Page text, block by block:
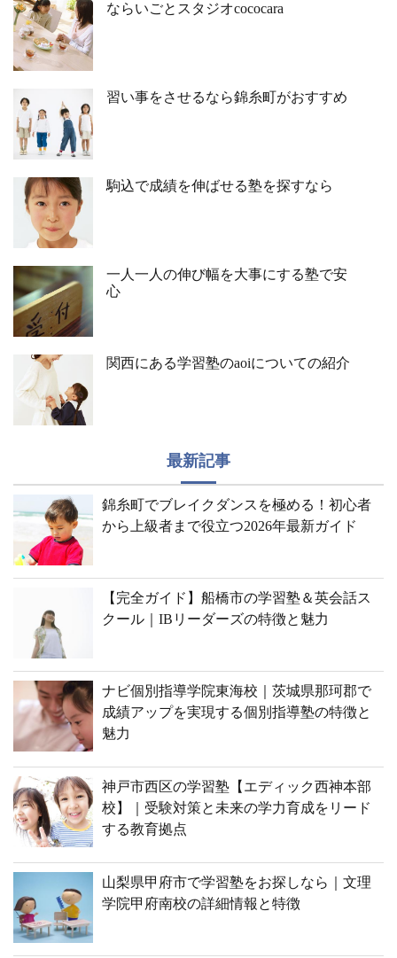
ならいごとスタジオcococara
習い事をさせるなら錦糸町がおすすめ
駒込で成績を伸ばせる塾を探すなら
一人一人の伸び幅を大事にする塾で安
心
関西にある学習塾のaoiについての紹介
最新記事
錦糸町でブレイクダンスを極める！初心者
から上級者まで役立つ2026年最新ガイド
【完全ガイド】船橋市の学習塾＆英会話ス
クール｜IBリーダーズの特徴と魅力
ナビ個別指導学院東海校｜茨城県那珂郡で
成績アップを実現する個別指導塾の特徴と
魅力
神戸市西区の学習塾【エディック西神本部
校】｜受験対策と未来の学力育成をリード
する教育拠点
山梨県甲府市で学習塾をお探しなら｜文理
学院甲府南校の詳細情報と特徴